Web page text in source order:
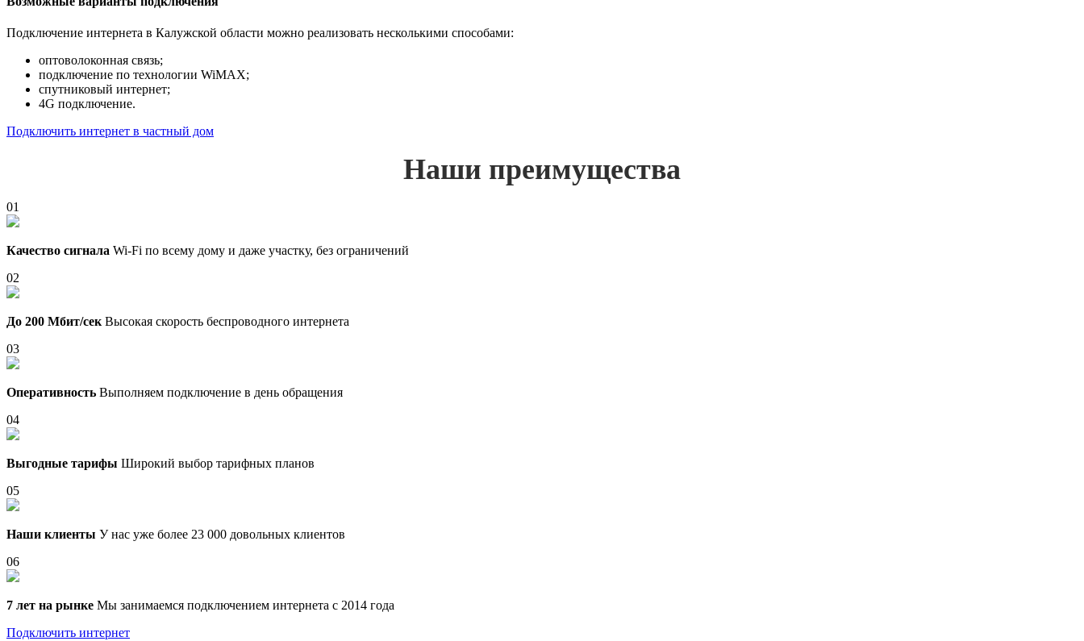
Подключение интернета в Калужской области можно реализовать несколькими способами:
оптоволоконная связь;
подключение по технологии WiMAX;
спутниковый интернет;
4G подключение.
Подключить интернет в частный дом
Наши преимущества
01
Качество сигнала Wi-Fi по всему дому и даже участку, без ограничений
02
До 200 Мбит/сек Высокая скорость беспроводного интернета
03
Оперативность Выполняем подключение в день обращения
04
Выгодные тарифы Широкий выбор тарифных планов
05
Наши клиенты У нас уже более 23 000 довольных клиентов
06
7 лет на рынке Мы занимаемся подключением интернета с 2014 года
Подключить интернет